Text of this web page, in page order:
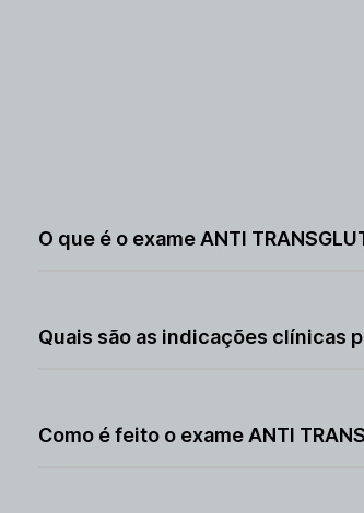
O que é o exame ANTI
de doenças autoimunes, infecciosas
Quais são as indicações clínicas
já diagnosticadas, conforme orientação
Como é feito o exame ANTI